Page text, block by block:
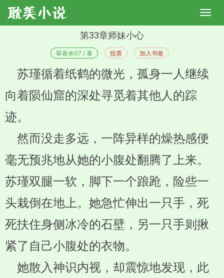
第33章师妹小心
翠香米07 / 著 投票 加入书签
苏瑾循着纸鹤的微光，孤身一人继续
向着陨仙窟的深处寻觅着其他人的踪
迹。
然而没走多远，一阵异样的燥热感便
毫无预兆地从她的小腹处翻腾了上来。
苏瑾双腿一软，脚下一个踉跄，险些一
头栽倒在地上。她急忙伸出一只手，死
死扶住身侧冰冷的石壁，另一只手则揪
紧了自己小腹处的衣物。
她散入神识内视，却震惊地发现，此